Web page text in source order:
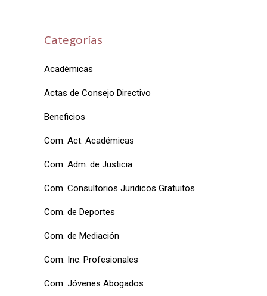
Categorías
Académicas
Actas de Consejo Directivo
Beneficios
Com. Act. Académicas
Com. Adm. de Justicia
Com. Consultorios Juridicos Gratuitos
Com. de Deportes
Com. de Mediación
Com. Inc. Profesionales
Com. Jóvenes Abogados